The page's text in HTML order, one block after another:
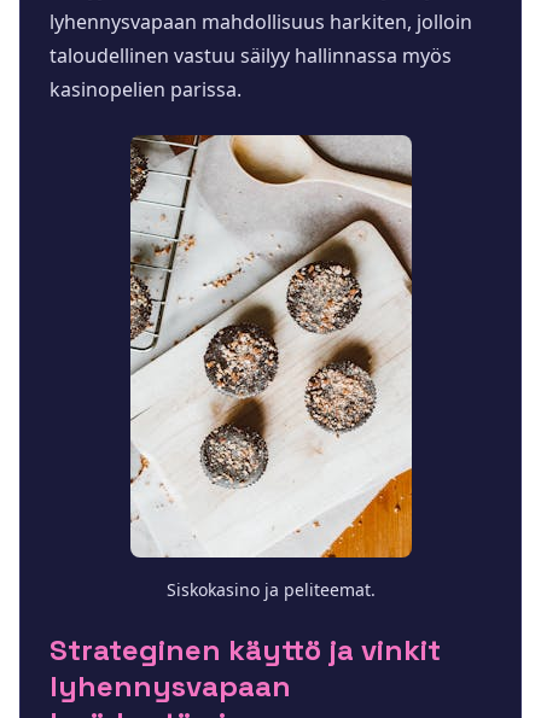
lyhennysvapaan mahdollisuus harkiten, jolloin
taloudellinen vastuu säilyy hallinnassa myös
kasinopelien parissa.
Siskokasino ja peliteemat.
Strateginen käyttö ja vinkit
lyhennysvapaan